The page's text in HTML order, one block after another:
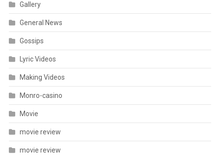
Gallery
General News
Gossips
Lyric Videos
Making Videos
Monro-casino
Movie
movie review
movie review